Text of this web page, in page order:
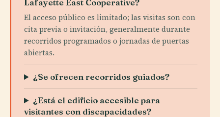
Lafayette East Cooperative?
El acceso público es limitado; las visitas son con
cita previa o invitación, generalmente durante
recorridos programados o jornadas de puertas
abiertas.
¿Se ofrecen recorridos guiados?
¿Está el edificio accesible para
visitantes con discapacidades?